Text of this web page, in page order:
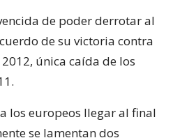
de poder derrotar al
de su victoria contra
única caída de los
los europeos llegar al final
se lamentan dos